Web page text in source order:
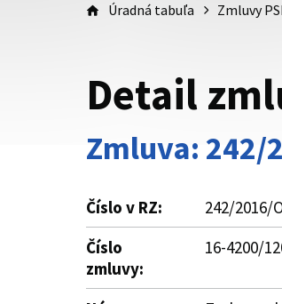
Úradná tabuľa Zmluvy
Detail
Zmluva: 242/
Číslo v RZ:
242/2016/
Číslo
zmluvy:
16-4200/